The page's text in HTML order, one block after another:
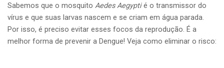
Sabemos que o mosquito Aedes Aegyptié o transmissor do
vírus e que suas larvas nascem e se criam em água parada.
Por isso, é preciso evitar esses focos da reprodução. É a
melhor forma de prevenir a Dengue! Veja como eliminar o risco: